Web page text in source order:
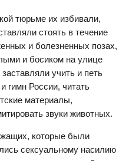
тюрьме их избивали,
стоять в течение
и болезненных позах,
и босиком на улице
учить и петь
гимн России, читать
материалы,
звуки животных.
которые были
сексуальному насилию